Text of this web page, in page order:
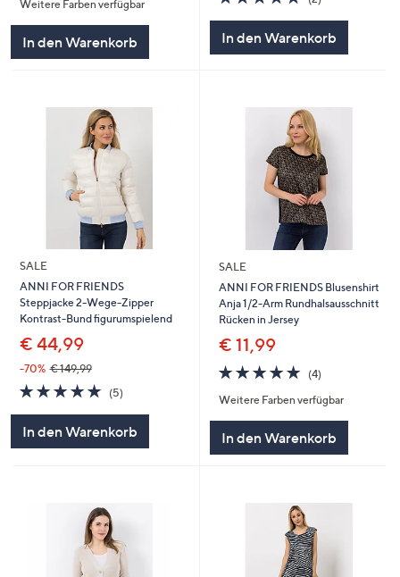
5
Weitere Farben verfügbar
In den Warenkorb
von
In den Warenkorb
SALE
ANNI FOR FRIENDS
Steppjacke 2-Wege-Zipper
Kontrast-Bund figurumspielend
€ 44,99
-70% € 149,99
5.0
von
(5)5
In den Warenkorb
SALE
ANNI FOR FRIENDS Blusenshirt
Anja 1/2-Arm Rundhalsausschnitt
Rücken in Jersey
€ 11,99
5.0
von
5
(4)4
Weitere Farben verfügbar
In den Warenkorb